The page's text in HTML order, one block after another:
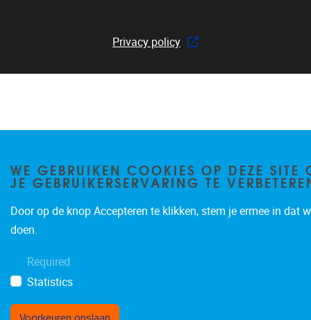
Privacy policy
WE GEBRUIKEN COOKIES OP DEZE SITE
JE GEBRUIKERSERVARING TE
Door op de knop Accepteren te klikken, stem je ermee in dat
doen.
Required
Statistics